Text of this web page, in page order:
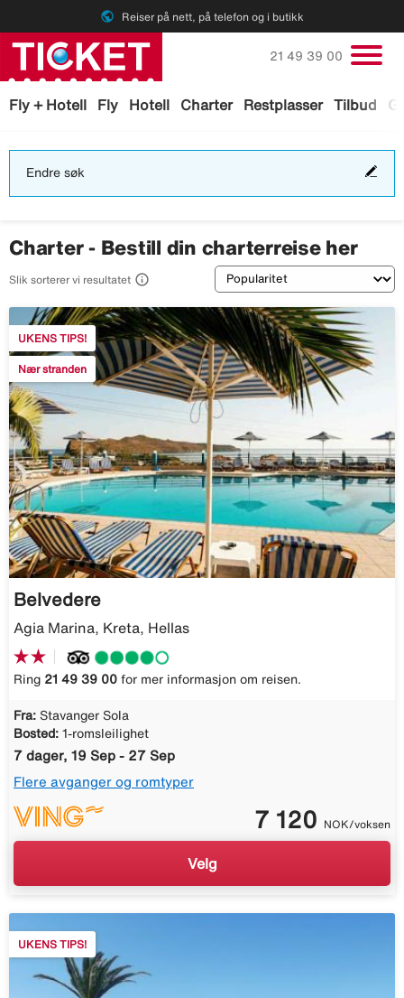
public Reiser på nett, på telefon og i butikk
Fly + Hotell Fly Hotell Charter Restplasser Tilbud
Ring oss på
21 49 39 00
Endre søk
Charter - Bestill din charterreise her
Slik sorterer vi resultatet  Sortering
UKENS TIPS!
Nær stranden
Belvedere
Agia Marina, Kreta, Hellas
Ring 21 49 39 00 for mer informasjon om reisen.
Fra: Stavanger Sola
Bosted: 1-romsleilighet
7 dager, 19 Sep - 27 Sep
Flere avganger og romtyper
7 120 NOK/voksen
Velg
UKENS TIPS!